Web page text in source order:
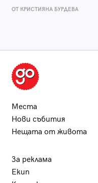
ОТ КРИСТИЯНА БУРДЕВА
Места
Нови събития
Нещата от живота
За реклама
Екип